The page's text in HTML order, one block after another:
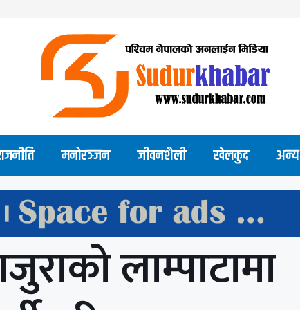
मनोरञ्जन जीवनशैली खेलकुद अन्य
लाम्पाटामा